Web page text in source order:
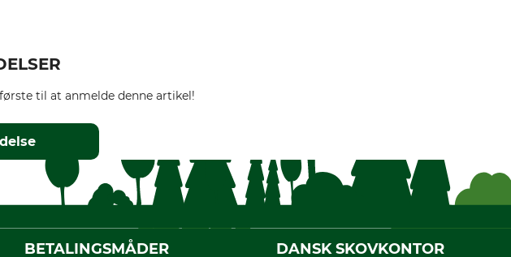
til at anmelde denne artikel!
BETALINGSMÅDER DANSK SKOVKONTOR